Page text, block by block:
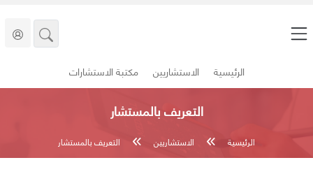
الرئيسية الاستشاريين مكتبة الاستشارات
التعريف بالمستشار
الرئيسية الاستشاريين التعريف بالمستشار